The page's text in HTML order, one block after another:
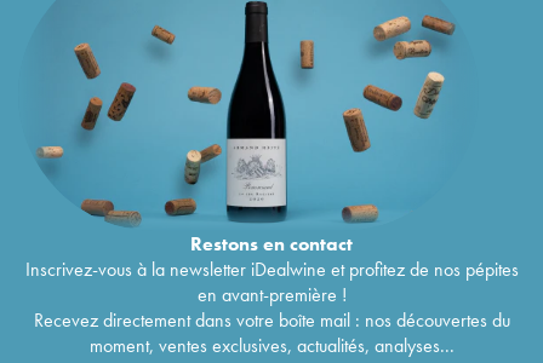
Restons encontact
Inscrivez-vous à la newsletter iDealwine et profitez de nos pépites
en avant-première !
Recevez directement dans votre boîte mail : nos découvertes du
moment, ventes exclusives, actualités, analyses...